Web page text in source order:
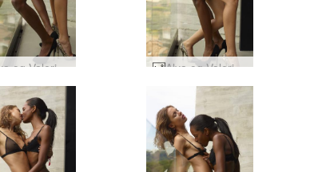
Alya og Valerie attraksjon #26 Alya og Valerie attraksjon #11